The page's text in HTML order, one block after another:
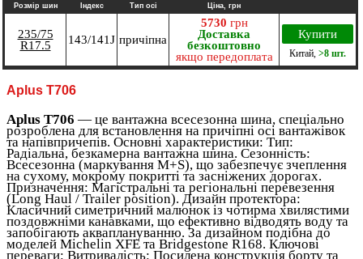
Aplus T706
Aplus T706 — це вантажна всесезонна шина, спеціально
розроблена для встановлення на причіпні осі вантажівок
та напівпричепів. Основні характеристики: Тип:
Радіальна, безкамерна вантажна шина. Сезонність:
Всесезонна (маркування M+S), що забезпечує зчеплення
на сухому, мокрому покритті та засніжених дорогах.
Призначення: Магістральні та регіональні перевезення
(Long Haul / Trailer position). Дизайн протектора:
Класичний симетричний малюнок із чотирма хвилястими
поздовжніми канавками, що ефективно відводять воду та
запобігають акваплануванню. За дизайном подібна до
моделей Michelin XFE та Bridgestone R168. Ключові
переваги: Витривалість: Посилена конструкція борту та
Розмір шин Індекс Тип осі Ціна, грн
235/75
R17.5
143/141J причіпна
5730 грн
Доставка
безкоштовно
якщо передоплата
Купити
Китай >8 шт.